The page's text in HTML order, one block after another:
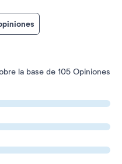
la base de 105 Opiniones